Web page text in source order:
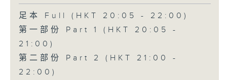
足本 Full (HKT 20:05 - 22:00)
第一部份 Part 1 (HKT 20:05 -
21:00)
第二部份 Part 2 (HKT 21:00 -
22:00)